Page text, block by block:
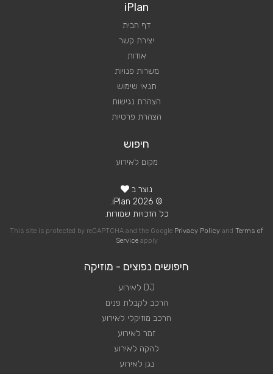
iPlan
דף הבית
יצירת קשר
אודות
משרות פנויות
תנאי שימוש
הצהרת נגישות
הצהרת פרטיות
חיפוש
מקום לאירוע
נוצר ב
© 2026 iPlan.
כל הזכויות שמורות.
This site is protected by reCAPTCHA and the Google Privacy Policy and Terms of
Serviceapply
חיפושים נפוצים - מוזיקה
DJ לאירוע
הרכב לקבלת פנים
הרכב מוזיקלי לאירוע
זמר לאירוע
להקה לאירוע
נגן לאירוע